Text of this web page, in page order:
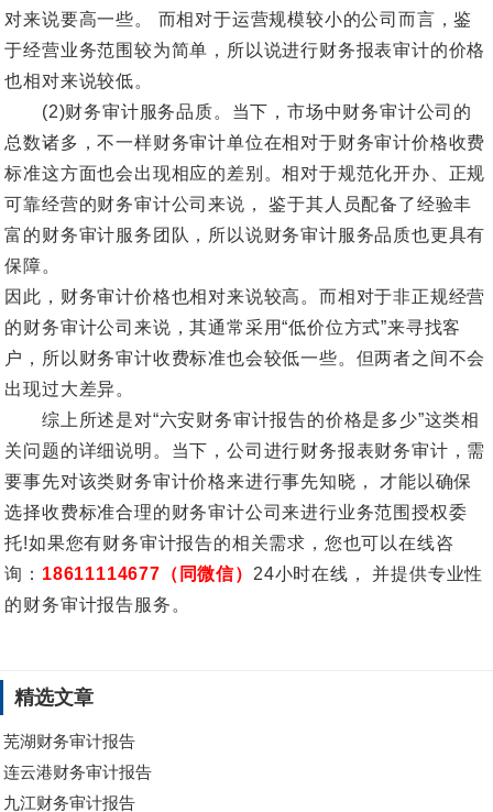
对来说要高一些。 而相对于运营规模较小的公司而言，鉴
于经营业务范围较为简单，所以说进行财务报表审计的价格
也相对来说较低。
(2)财务审计服务品质。当下，市场中财务审计公司的
总数诸多，不一样财务审计单位在相对于财务审计价格收费
标准这方面也会出现相应的差别。相对于规范化开办、正规
可靠经营的财务审计公司来说， 鉴于其人员配备了经验丰
富的财务审计服务团队，所以说财务审计服务品质也更具有
保障。
因此，财务审计价格也相对来说较高。而相对于非正规经营
的财务审计公司来说，其通常采用“低价位方式”来寻找客
户，所以财务审计收费标准也会较低一些。但两者之间不会
出现过大差异。
综上所述是对“六安财务审计报告的价格是多少”这类相
关问题的详细说明。当下，公司进行财务报表财务审计，需
要事先对该类财务审计价格来进行事先知晓， 才能以确保
选择收费标准合理的财务审计公司来进行业务范围授权委
托!如果您有财务审计报告的相关需求，您也可以在线咨
询： 18611114677（同微信） 24小时在线， 并提供专业性
的财务审计报告服务。
精选文章
芜湖财务审计报告
连云港财务审计报告
九江财务审计报告